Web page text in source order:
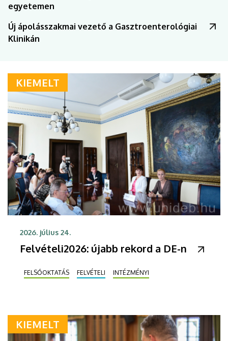
egyetemen
Új ápolásszakmai vezető a Gasztroenterológiai
Klinikán
KIEMELT
2026. július 24.
Felvételi2026: újabb rekord a DE-n
FELSŐOKTATÁS FELVÉTELI INTÉZMÉNYI
KIEMELT